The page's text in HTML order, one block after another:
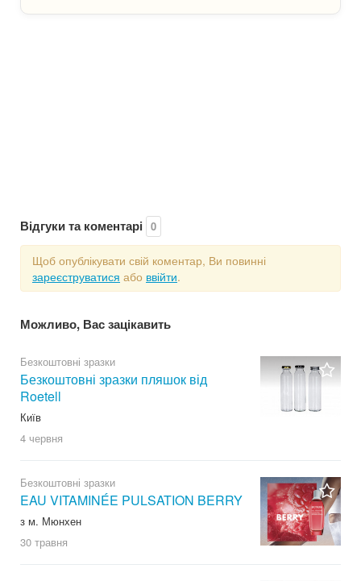
Відгуки та коментарі 0
Щоб опублікувати свій коментар, Ви повинні
зареєструватися або ввійти.
Можливо, Вас зацікавить
Безкоштовні зразки
Безкоштовні зразки пляшок від
Roetell
Київ
4 червня
Безкоштовні зразки
EAU VITAMINÉE PULSATION BERRY
з м. Мюнхен
30 травня